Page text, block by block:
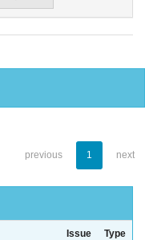
previous 1 next
Issue
Type